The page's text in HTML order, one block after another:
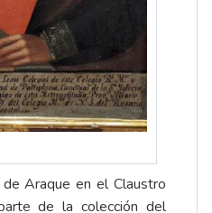
Araque en el Claustro
de la colección del